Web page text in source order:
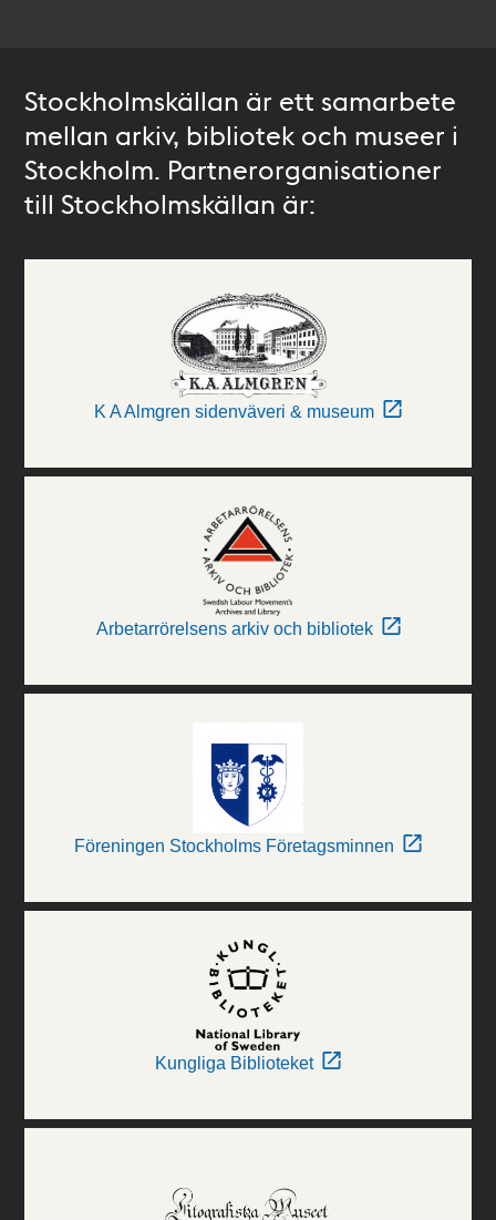
Stockholmskällan är ett samarbete
mellan arkiv, bibliotek och museer i
Stockholm. Partnerorganisationer
till Stockholmskällan är:
K A Almgren sidenväveri & museum
Arbetarrörelsens arkiv och bibliotek
Föreningen Stockholms Företagsminnen
Kungliga Biblioteket